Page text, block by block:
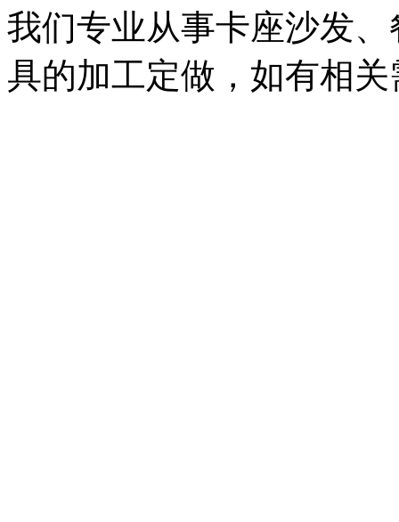
我们专业从事卡座沙发
具的加工定做，如有相